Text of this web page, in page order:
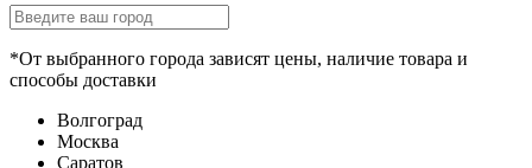
*От выбранного города зависят цены, наличие товара и
способы доставки
Волгоград
Москва
Саратов